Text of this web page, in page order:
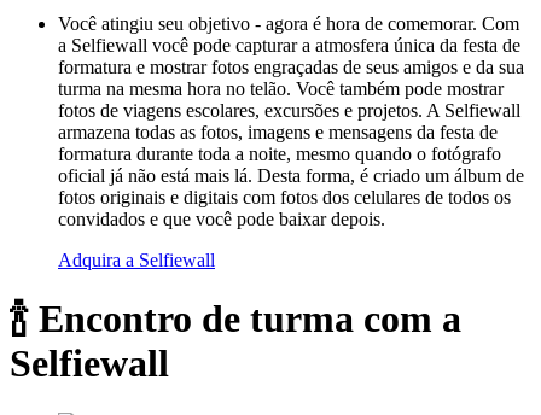
Você atingiu seu objetivo - agora é hora de comemorar. Com
a Selfiewall você pode capturar a atmosfera única da festa de
formatura e mostrar fotos engraçadas de seus amigos e da sua
turma na mesma hora no telão. Você também pode mostrar
fotos de viagens escolares, excursões e projetos. A Selfiewall
armazena todas as fotos, imagens e mensagens da festa de
formatura durante toda a noite, mesmo quando o fotógrafo
oficial já não está mais lá. Desta forma, é criado um álbum de
fotos originais e digitais com fotos dos celulares de todos os
convidados e que você pode baixar depois.
Adquira a Selfiewall
🍾 Encontro de turma com a
Selfiewall